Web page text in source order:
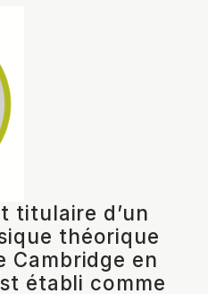
titulaire d’un
théorique
Cambridge en
établi comme